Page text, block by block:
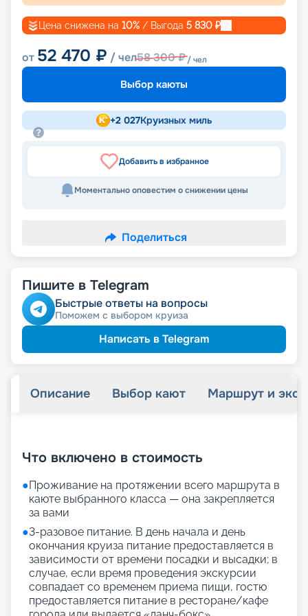
Цена снижена на 10% / Выгода 5 830 ₽
от 52 470 ₽ / чел58 300₽/ чел
Выбор каюты
+2 027Круизных миль
Добавить в избранное
Моментально оповестим о снижении цены
Поделиться
Пишите в Telegram
Быстрые ответы на вопросы
Поможем с выбором круиза
Написать в Telegram
Описание Выбор кают Маршрут и
Что включено в стоимость
●Проживание на протяжении всего маршрута в
каюте выбранного класса — она закрепляется
за вами
●3-разовое питание. В день начала и день
окончания круиза питание предоставляется в
зависимости от времени посадки и высадки; в
случае, если время проведения экскурсии
совпадает со временем приема пищи, гостю
предоставляется питание в ресторане/кафе